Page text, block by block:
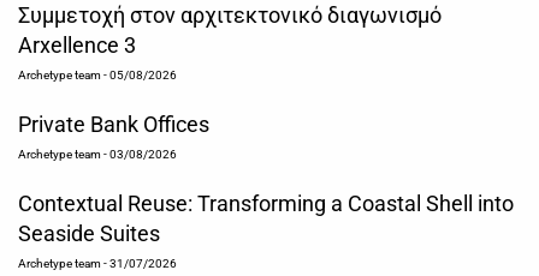
Συμμετοχή στον αρχιτεκτονικό διαγωνισμό
Arxellence 3
Archetype team- 05/08/2026
Private Bank Offices
Archetype team- 03/08/2026
Contextual Reuse: Transforming a Coastal Shell into
Seaside Suites
Archetype team- 31/07/2026